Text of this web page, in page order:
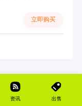
立即购买
资讯 出售